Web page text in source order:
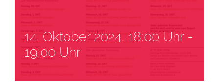
14. Oktober 2024, 18:00 Uhr-
19:00 Uhr